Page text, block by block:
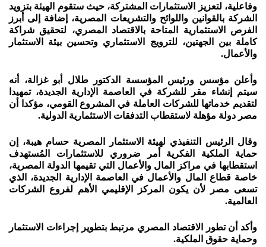
وفاعلية، لتعزيز الاستثمارات المشتركة، حيث ستقوم الهيئة بتزويد
الشركة بالقوانين واللوائح والتشريعات المصرية، إضافة إلى أبرز
الفرص الاستثمارية المتاحة بالاقتصاد المصري، لتحقيق شراكة
كاملة بين الجهتين، للترويج الاستثماري وتحسين بيئة الاستثمار
والأعمال.
وأعلن مؤسس ورئيس المؤسسة الدكتور طلال أبو غزالة، أنه
سيتم إنشاء مقر للشركة في العاصمة الإدارية الجديدة، تمهيدا
لتقديم خدماتها للشركات العاملة في المشروع القومي، مؤكدا أن
مصر دولة مؤهلة لاستقطاب التدفقات الاستثمارية الدولية.
وقال الرئيس التنفيذي لهيئة الاستثمار المصرية حسام هيبة، إن
حماية الملكية الفكرية أمر ضروري للاستثمارات المُستهدف
استقطابها في مراكز المال والأعمال التي تقيمها الدولة المصرية،
خاصة قطاع المال والأعمال في العاصمة الإدارية الجديدة، الذي
تسعى مصر لأن يكون المركز الإقليمي الأهم لفروع الشركات
العالمية.
وأكد أن تطور الاقتصاد المصري مرتبط بتطوير إجراءات الاستثمار
وحماية حقوق الملكية.